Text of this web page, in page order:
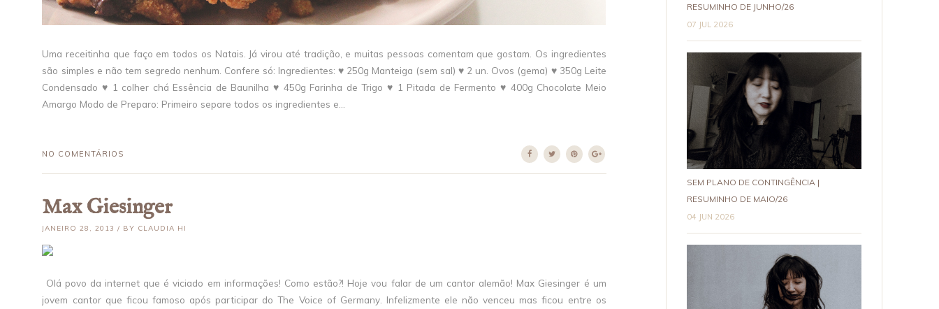
Uma receitinha que faço em todos os Natais. Já virou até tradição, e muitas pessoas comentam que gostam. Os ingredientes
são simples e não tem segredo nenhum. Confere só: Ingredientes: ♥ 250g Manteiga (sem sal) ♥ 2 un. Ovos (gema) ♥ 350g Leite
Condensado ♥ 1 colher chá Essência de Baunilha ♥ 450g Farinha de Trigo ♥ 1 Pitada de Fermento ♥ 400g Chocolate Meio
Amargo Modo de Preparo: Primeiro separe todos os ingredientes e...
NO COMENTÁRIOS
Max Giesinger
JANEIRO 28, 2013 / BY CLAUDIA HI
Olá povo da internet que é viciado em informações! Como estão?! Hoje vou falar de um cantor alemão! Max Giesinger é um
jovem cantor que ficou famoso após participar do The Voice of Germany. Infelizmente ele não venceu mas ficou entre os
RESUMINHO DE JUNHO/26
07 JUL 2026
SEM PLANO DE CONTINGÊNCIA |
RESUMINHO DE MAIO/26
04 JUN 2026